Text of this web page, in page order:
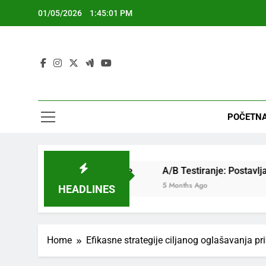
01/05/2026 1:45:02 PM
HEADLINES
A/B Testiranje: Postavljanje, Mjerenje i
5 Months Ago
Home Efikasne strategije ciljanog oglašavanja